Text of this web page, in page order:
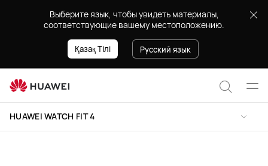
Выберите язык, чтобы увидеть материалы,
соответствующие вашему местоположению.
Русский язык
Қазақ Тілі
Поиск
HUAWEI WATCH FIT 4